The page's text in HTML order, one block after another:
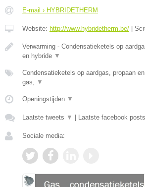
E-mail › HYBRIDETHERM
Website: http://www.hybridetherm.be/
Verwarming - Condensatieketels op
en hybride ▼
Condensatieketels op aardgas, propaan
gas, ▼
Openingstijden ▼
Laatste tweets ▼ Laatste facebook posts
Sociale media: